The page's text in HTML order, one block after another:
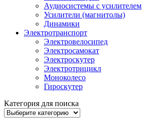
Аудиосистемы с усилителем
Усилители (магнитолы)
Динамики
Электротранспорт
Электровелосипед
Электросамокат
Электроскутер
Электротрицикл
Моноколесо
Гироскутер
Категория для поиска